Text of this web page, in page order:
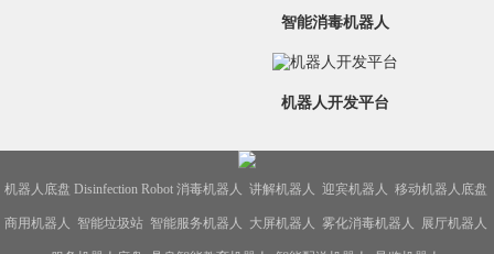
智能消毒机器人
机器人开发平台
机器人底盘 Disinfection Robot 消毒机器人 讲解机器人 迎宾机器人 移动机器人底盘
商用机器人 智能垃圾站 智能服务机器人 大屏机器人 雾化消毒机器人 展厅机器人